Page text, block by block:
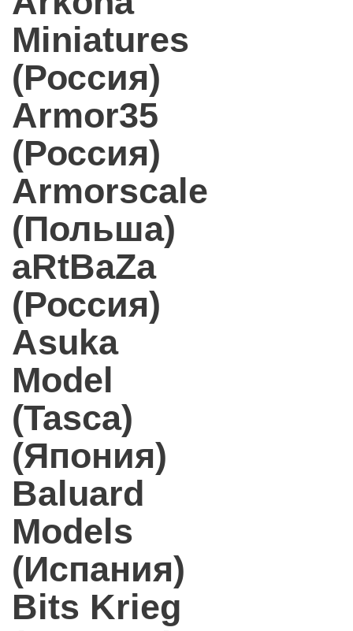
Miniatures
(Россия)
Armor35
(Россия)
Armorscale
(Польша)
aRtBaZa
(Россия)
Asuka
Model
(Tasca)
(Япония)
Baluard
Models
(Испания)
Bits Krieg